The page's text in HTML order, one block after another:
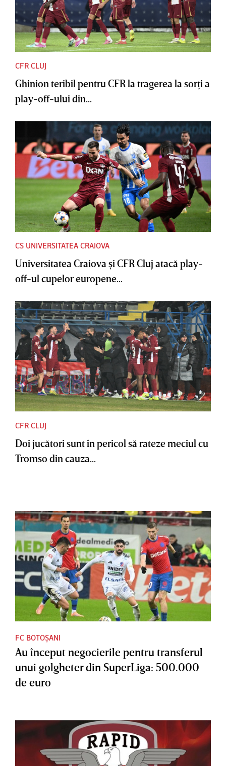
CFR CLUJ
Ghinion teribil pentru CFR la tragerea la sorţi a
play-off-ului din...
CS UNIVERSITATEA CRAIOVA
Universitatea Craiova şi CFR Cluj atacă play-
off-ul cupelor europene...
CFR CLUJ
Doi jucători sunt în pericol să rateze meciul cu
Tromso din cauza...
FC BOTOȘANI
Au început negocierile pentru transferul
unui golgheter din SuperLiga: 500.000
de euro